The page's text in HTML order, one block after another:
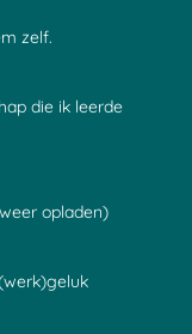
zelf.
die ik leerde
opladen)